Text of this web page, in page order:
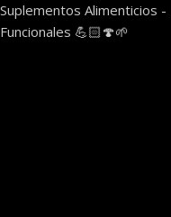
Suplementos Alimenticios
Funcionales 💪🏻🍄🌱